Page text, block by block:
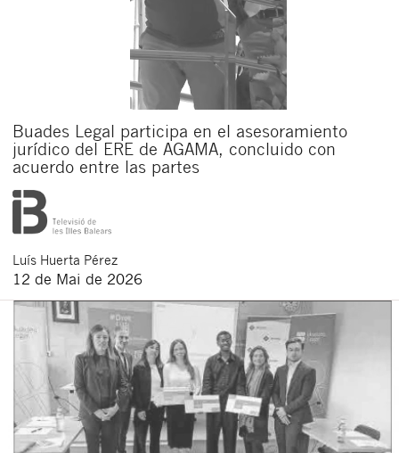
Buades Legal participa en el asesoramiento
jurídico del ERE de AGAMA, concluido con
acuerdo entre las partes
Luís Huerta Pérez
12 de Mai de 2026